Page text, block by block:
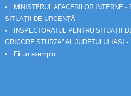
MINISTERUL AFACERILOR INTERNE -
SITUAȚII DE URGENȚĂ
INSPECTORATUL PENTRU SITUAȚII
GRIGORE STURZA” AL JUDETULUI IAȘI -
Fii un exemplu